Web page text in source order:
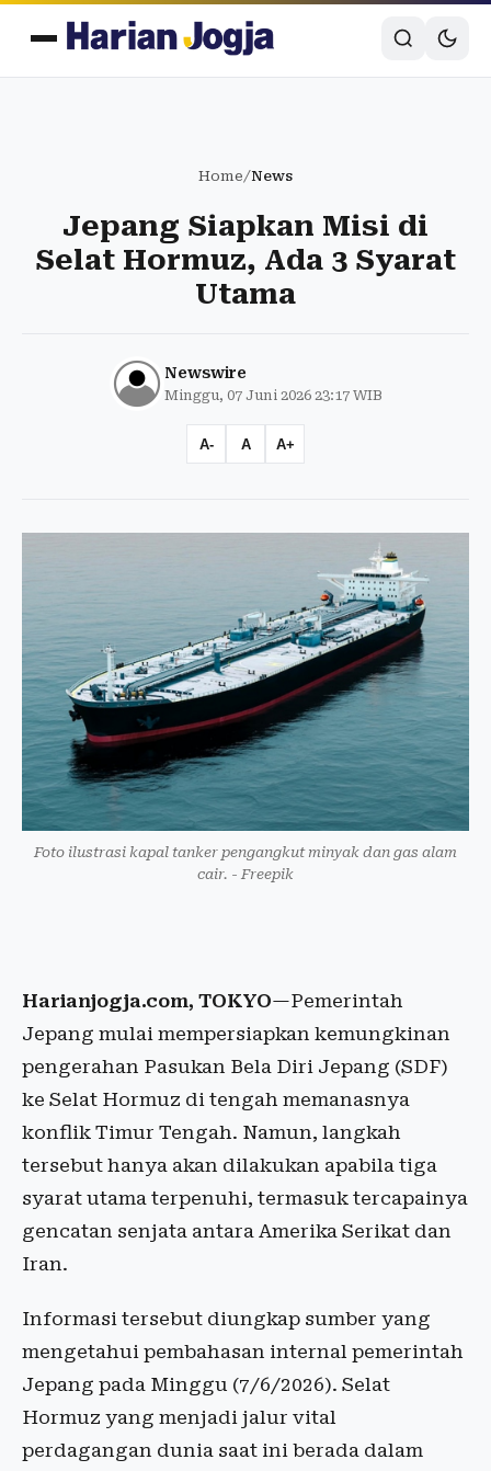
Home/News
Jepang Siapkan Misi di
Selat Hormuz, Ada 3 Syarat
Utama
Newswire
Minggu, 07 Juni 2026 23:17 WIB
A- A A+
Foto ilustrasi kapal tanker pengangkut minyak dan gas alam
cair. - Freepik
Harianjogja.com, TOKYO—Pemerintah
Jepang mulai mempersiapkan kemungkinan
pengerahan Pasukan Bela Diri Jepang (SDF)
ke Selat Hormuz di tengah memanasnya
konflik Timur Tengah. Namun, langkah
tersebut hanya akan dilakukan apabila tiga
syarat utama terpenuhi, termasuk tercapainya
gencatan senjata antara Amerika Serikat dan
Iran.
Informasi tersebut diungkap sumber yang
mengetahui pembahasan internal pemerintah
Jepang pada Minggu (7/6/2026). Selat
Hormuz yang menjadi jalur vital
perdagangan dunia saat ini berada dalam